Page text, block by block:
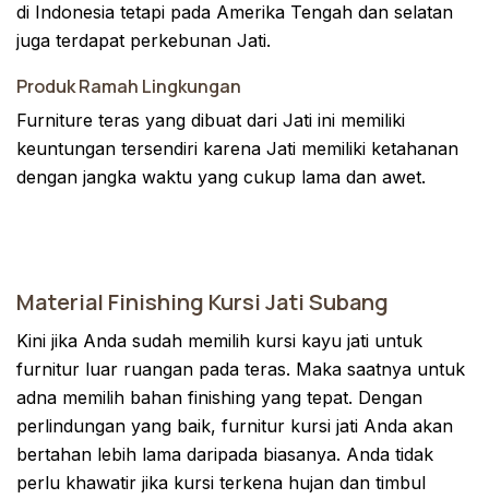
di Indonesia tetapi pada Amerika Tengah dan selatan
juga terdapat perkebunan Jati.
Produk Ramah Lingkungan
Furniture teras yang dibuat dari Jati ini memiliki
keuntungan tersendiri karena Jati memiliki ketahanan
dengan jangka waktu yang cukup lama dan awet.
Material Finishing Kursi Jati Subang
Kini jika Anda sudah memilih kursi kayu jati untuk
furnitur luar ruangan pada teras. Maka saatnya untuk
adna memilih bahan finishing yang tepat. Dengan
perlindungan yang baik, furnitur kursi jati Anda akan
bertahan lebih lama daripada biasanya. Anda tidak
perlu khawatir jika kursi terkena hujan dan timbul